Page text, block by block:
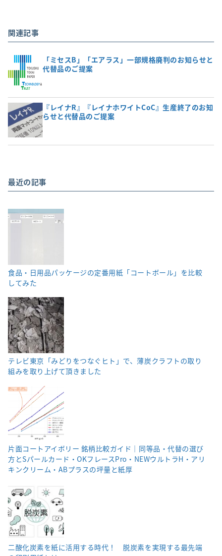
関連記事
「ミセスB」「エアラス」一部規格廃判のお知らせと
代替品のご提案
『レイナR』『レイナホワイトCoC』生産終了のお知
らせと代替品のご提案
最近の記事
食品・日用品パッケージの定番用紙「コートボール」を比較
してみた
テレビ東京「みどりをつなぐヒト」で、薄炭クラフトの取り
組みを取り上げて頂きました
片面コートアイボリー 銘柄比較ガイド｜同等品・代替の選び
方とSパールカード・OKフレースPro・NEWウルトラH・アリ
キンクリーム・ABプラスの坪量と紙厚
二酸化炭素を紙に活用する時代！ 脱炭素を実現する最先端